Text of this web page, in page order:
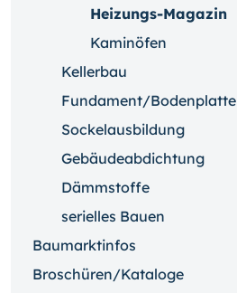
Heizungs-Magazin
Kaminöfen
Kellerbau
Fundament/Bodenplatte
Sockelausbildung
Gebäudeabdichtung
Dämmstoffe
serielles Bauen
Baumarktinfos
Broschüren/Kataloge